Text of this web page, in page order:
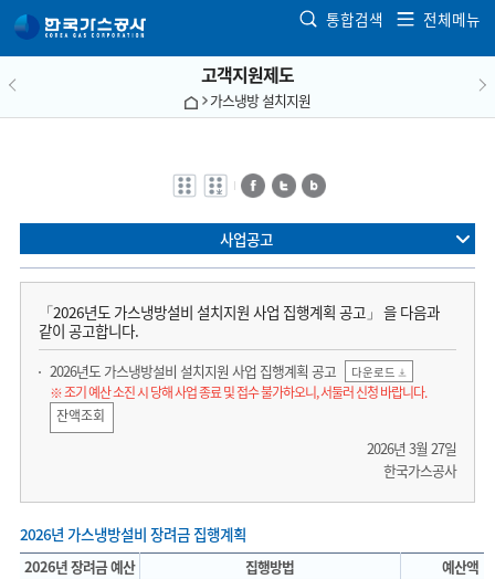
통합검색 전체메뉴
고객지원제도
가스냉방 설치지원
전자점자
바로보기
전자점자
다운로드
페이스북트위터블로그
사업공고
「2026년도 가스냉방설비 설치지원 사업 집행계획 공고」 을 다음과
같이 공고합니다.
2026년도 가스냉방설비 설치지원 사업 집행계획 공고 다운로드
※ 조기 예산 소진 시 당해 사업 종료 및 접수 불가하오니, 서둘러 신청 바랍니다.
잔액조회
2026년 3월 27일
한국가스공사
2026년 가스냉방설비 장려금 집행계획
2026년 장려금 예산 집행방법
예산액